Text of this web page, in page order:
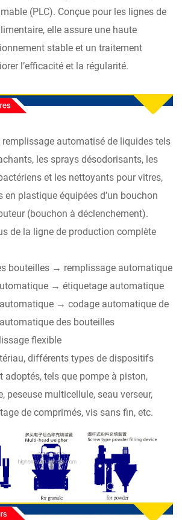
(PLC). Conçue pour les lignes de
elle assure une haute
stable et un traitement
l’efficacité et la régularité.
automatisé de liquides tels
les sprays désodorisants, les
et les nettoyants pour vitres,
en plastique équipées d’un bouchon
(bouchon à déclenchement).
de la ligne de production complète
bouteilles → remplissage automatique
→ étiquetage automatique
→ codage automatique de
des bouteilles
flexible
différents types de dispositifs
tels que pompe à piston,
peseuse multicellule, seau verseur,
de comprimés, vis sans fin, etc.